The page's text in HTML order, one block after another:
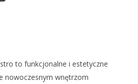
to funkcjonalne i estetyczne
nowoczesnym wnętrzom